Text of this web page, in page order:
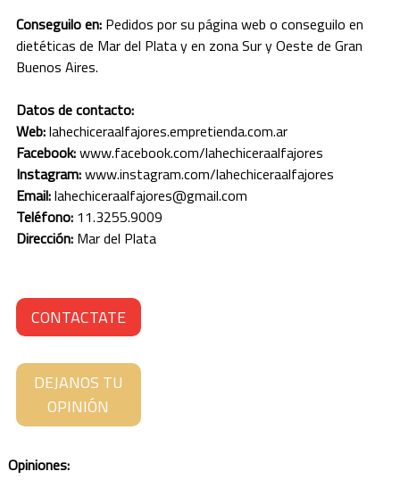
SAN JUAN
SAN LUIS
SANTA CRUZ
SANTA FE
SANTIAGO DEL ESTERO
TIERRA DEL FUEGO
Conseguilo en:Pedidos por su página web o conseguilo en
dietéticas de Mar del Plata y en zona Sur y Oeste de Gran
Buenos Aires.
Datos de contacto:
Web:lahechiceraalfajores.empretienda.com.ar
Facebook:www.facebook.com/lahechiceraalfajores
Instagram:www.instagram.com/lahechiceraalfajores
Email:lahechiceraalfajores@gmail.com
Teléfono:11.3255.9009
Dirección:Mar del Plata
CONTACTATE
DEJANOS TU
OPINIÓN
Opiniones: